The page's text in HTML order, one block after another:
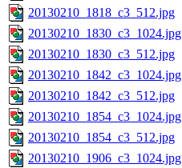
20130210_1818_c3_512.jpg
20130210_1830_c3_1024.jpg
20130210_1830_c3_512.jpg
20130210_1842_c3_1024.jpg
20130210_1842_c3_512.jpg
20130210_1854_c3_1024.jpg
20130210_1854_c3_512.jpg
20130210_1906_c3_1024.jpg